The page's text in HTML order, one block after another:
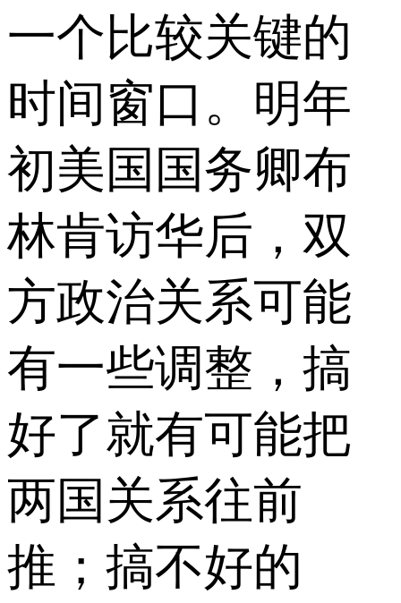
一个比较关键的
时间窗口。明年
初美国国务卿布
林肯访华后，双
方政治关系可能
有一些调整，搞
好了就有可能把
两国关系往前
推；搞不好的